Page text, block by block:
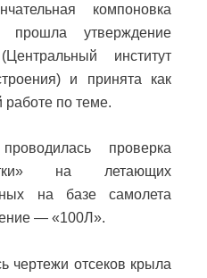
компоновка
прошла утверждение
институт
и принята как
по теме.
проверка
на летающих
на базе самолета
— «100Л».
чертежи отсеков крыла